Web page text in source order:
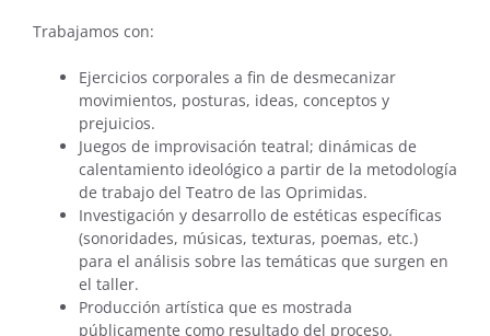
Trabajamos con:
Ejercicios corporales a fin de desmecanizar
movimientos, posturas, ideas, conceptos y
prejuicios.
Juegos de improvisación teatral; dinámicas de
calentamiento ideológico a partir de la metodología
de trabajo del Teatro de las Oprimidas.
Investigación y desarrollo de estéticas específicas
(sonoridades, músicas, texturas, poemas, etc.)
para el análisis sobre las temáticas que surgen en
el taller.
Producción artística que es mostrada
públicamente como resultado del proceso.